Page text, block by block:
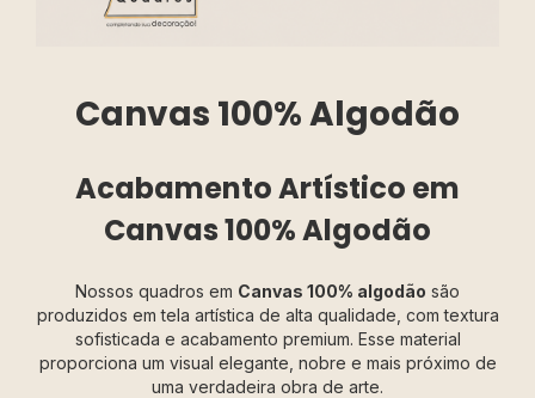
Canvas 100% Algodão
Acabamento Artístico em
Canvas 100% Algodão
Nossos quadros em Canvas 100% algodão são
produzidos em tela artística de alta qualidade, com textura
sofisticada e acabamento premium. Esse material
proporciona um visual elegante, nobre e mais próximo de
uma verdadeira obra de arte.